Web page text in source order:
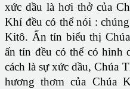
xức dầu là hơi thở của
Khí đều có thể nói :
Kitô. Ấn tín biểu thị
ấn tín đều có thể có hình
cách là sự xức dầu, Chúa
hương thơm của Chúa